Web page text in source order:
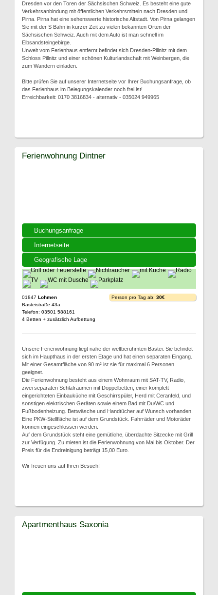
Dresden vor den Toren der Sächsischen Schweiz. Es besteht eine gute
Verkehrsanbindung mit öffentlichen Verkehrsmitteln nach Dresden und
Pirna. Pirna hat eine sehenswerte historische Altstadt. Von Pirna gelangen
Sie mit der S Bahn in kurzer Zeit zu vielen bekannten Orten der
Sächsischen Schweiz. Auch mit dem Auto ist man schnell im
Elbsandsteingebirge.
Unweit vom Ferienhaus entfernt befindet sich Dresden-Pillnitz mit dem
Schloss Pillnitz und einer schönen Kulturlandschaft mit Weinbergen, die
zum Wandern einladen.
Bitte prüfen Sie auf unserer Internetseite vor Ihrer Buchungsanfrage, ob
das Ferienhaus im Belegungskalender noch frei ist!
Erreichbarkeit: 0170 3816834 - alternativ - 035024 949965
Buchungsanfrage
Internetseite
Geografische Lage
Ferienwohnung Dintner
01847 Lohmen
Basteistraße 43a
Telefon: 03501 588161
4 Betten + zusätzlich Aufbettung
Person pro Tag ab: 30€
Unsere Ferienwohnung liegt nahe der weltberühmten Bastei. Sie befindet
sich im Haupthaus in der ersten Etage und hat einen separaten Eingang.
Mit einer Gesamtfläche von 90 m² ist sie für maximal 6 Personen
geeignet.
Die Ferienwohnung besteht aus einem Wohnraum mit SAT-TV, Radio,
zwei separaten Schlafräumen mit Doppelbetten, einer komplett
eingerichteten Einbauküche mit Geschirrspüler, Herd mit Ceranfeld, und
sonstigen elektrischen Geräten sowie einem Bad mit Du/WC und
Fußbodenheizung. Bettwäsche und Handtücher auf Wunsch vorhanden.
Eine PKW-Stellfläche ist auf dem Grundstück. Fahrräder und Motoräder
können eingeschlossen werden.
Auf dem Grundstück steht eine gemütliche, überdachte Sitzecke mit Grill
zur Verfügung. Zu mieten ist die Ferienwohnung von Mai bis Oktober. Der
Preis für die Endreinigung beträgt 15,00 Euro.
Wir freuen uns auf Ihren Besuch!
Apartmenthaus Saxonia